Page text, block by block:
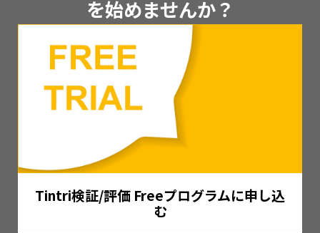
を始めませんか？
Tintri検証/評価 Freeプログラムに申し込
む